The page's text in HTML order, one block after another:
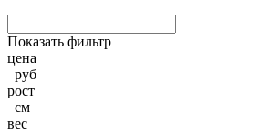
Показать фильтр
цена
руб
рост
см
вес